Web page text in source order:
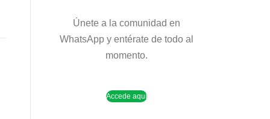
Únete a la comunidad en
WhatsApp y entérate de todo al
momento.
Accede aquí